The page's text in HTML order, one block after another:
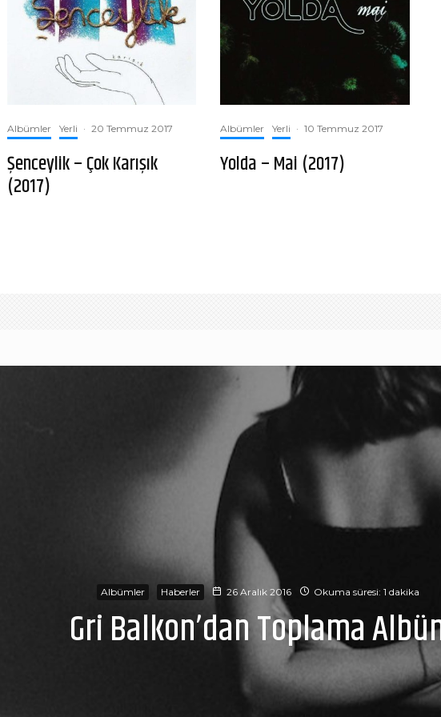
Albümler Yerli · 20 Temmuz 2017
Şenceylik – Çok Karışık
(2017)
Albümler Yerli · 10 Temmuz 2017
Yolda – Mai (2017)
Albümler Haberler 26 Aralık 2016 Okuma süresi: 1 dakika
Gri Balkon’dan Toplama